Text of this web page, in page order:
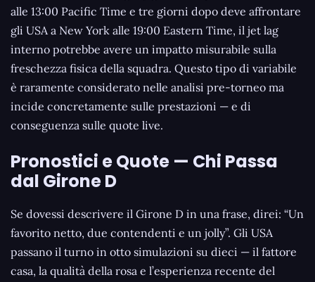
alle 13:00 Pacific Time e tre giorni dopo deve affrontare
gli USA a New York alle 19:00 Eastern Time, il jet lag
interno potrebbe avere un impatto misurabile sulla
freschezza fisica della squadra. Questo tipo di variabile
è raramente considerato nelle analisi pre-torneo ma
incide concretamente sulle prestazioni — e di
conseguenza sulle quote live.
Pronostici e Quote — Chi Passa
dal Girone D
Se dovessi descrivere il Girone D in una frase, direi: “Un
favorito netto, due contendenti e un jolly”. Gli USA
passano il turno in otto simulazioni su dieci — il fattore
casa, la qualità della rosa e l’esperienza recente del